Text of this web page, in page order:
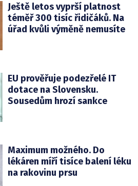
Ještě letos vyprší platnost
téměř 300 tisíc řidičáků. Na
úřad kvůli výměně nemusíte
EU prověřuje podezřelé IT
dotace na Slovensku.
Sousedům hrozí sankce
Maximum možného. Do
lékáren míří tisíce balení léku
na rakovinu prsu